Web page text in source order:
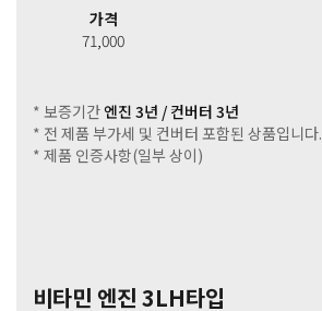
가격
71,000
* 보증기간엔진 3년 / 컨버터 3년
* 전 제품 부가세 및 컨버터 포함된 상품입니다.
* 제품 인증사항(일부 상이)
비타민 엔진 3LH타입